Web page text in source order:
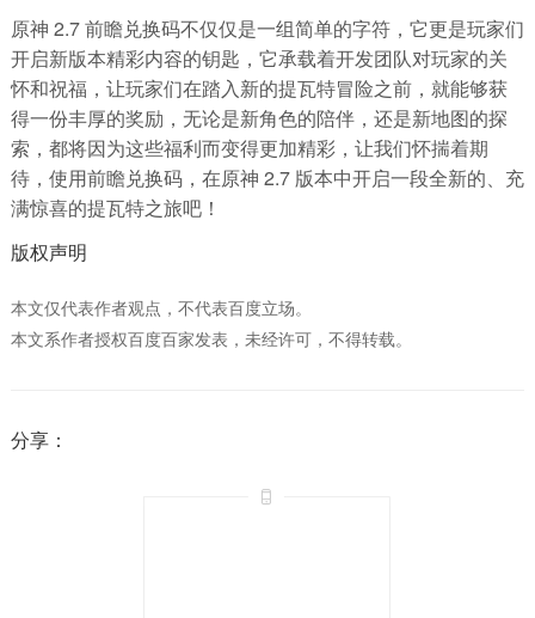
原神 2.7 前瞻兑换码不仅仅是一组简单的字符，它更是玩家们
开启新版本精彩内容的钥匙，它承载着开发团队对玩家的关
怀和祝福，让玩家们在踏入新的提瓦特冒险之前，就能够获
得一份丰厚的奖励，无论是新角色的陪伴，还是新地图的探
索，都将因为这些福利而变得更加精彩，让我们怀揣着期
待，使用前瞻兑换码，在原神 2.7 版本中开启一段全新的、充
满惊喜的提瓦特之旅吧！
版权声明
本文仅代表作者观点，不代表百度立场。
本文系作者授权百度百家发表，未经许可，不得转载。
分享：